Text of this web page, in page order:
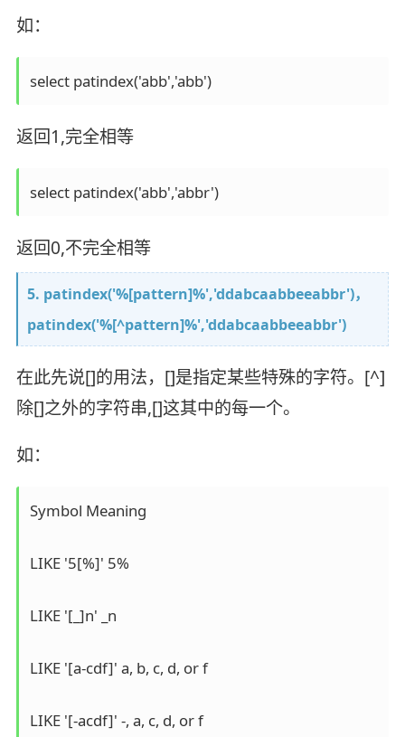
如：
select patindex('abb','abb')
返回1,完全相等
select patindex('abb','abbr')
返回0,不完全相等
5. patindex('%[pattern]%','ddabcaabbeeabbr')，
patindex('%[^pattern]%','ddabcaabbeeabbr')
在此先说[]的用法，[]是指定某些特殊的字符。[^]
除[]之外的字符串,[]这其中的每一个。
如：
Symbol Meaning
LIKE '5[%]' 5%
LIKE '[_]n' _n
LIKE '[a-cdf]' a, b, c, d, or f
LIKE '[-acdf]' -, a, c, d, or f